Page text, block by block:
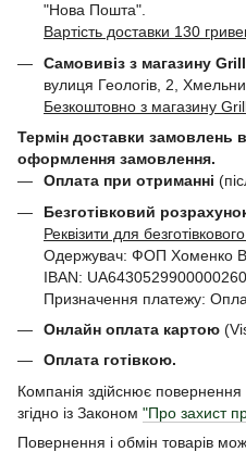
"Нова Пошта".
Вартість доставки 130
Самовивіз з магазину
вулиця Геологів, 2,
Безкоштовно з магазину
Термін доставки замовлень
оформлення замовлення.
Оплата при отриманні
Безготівковий
Реквізити для
Одержувач: ФОП Хоменко
IBAN:
Призначення платежу:
Онлайн оплата картою
Оплата готівкою.
Компанія здійснює повернення
згідно із Законом "Про захист
Повернення і обмін товарів